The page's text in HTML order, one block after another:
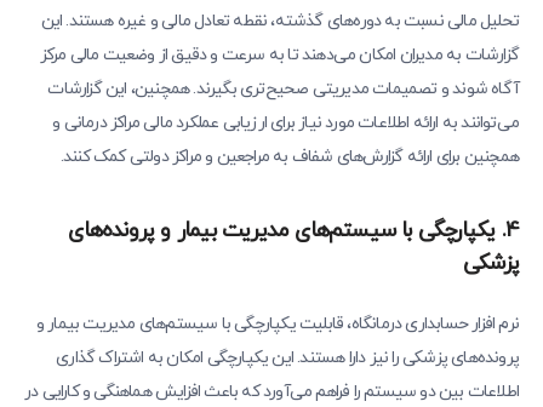
تحلیل مالی نسبت به دوره‌های گذشته، نقطه تعادل مالی و غیره هستند. این
گزارشات به مدیران امکان می‌دهند تا به سرعت و دقیق از وضعیت مالی مرکز
آگاه شوند و تصمیمات مدیریتی صحیح‌تری بگیرند. همچنین، این گزارشات
می‌توانند به ارائه اطلاعات مورد نیاز برای ارزیابی عملکرد مالی مراکز درمانی و
همچنین برای ارائه گزارش‌های شفاف به مراجعین و مراکز دولتی کمک کنند.
4. یکپارچگی با سیستم‌های مدیریت بیمار و پرونده‌های
پزشکی
نرم افزار حسابداری درمانگاه، قابلیت یکپارچگی با سیستم‌های مدیریت بیمار و
پرونده‌های پزشکی را نیز دارا هستند. این یکپارچگی امکان به اشتراک گذاری
اطلاعات بین دو سیستم را فراهم می‌آورد که باعث افزایش هماهنگی و کارایی در